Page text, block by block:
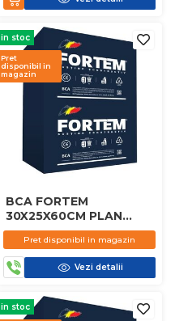
in stoc
Pret
disponibil in
magazin
BCA FORTEM
30X25X60CM PLAN
D450
Pret disponibil in magazin
Vezi detalii
in stoc